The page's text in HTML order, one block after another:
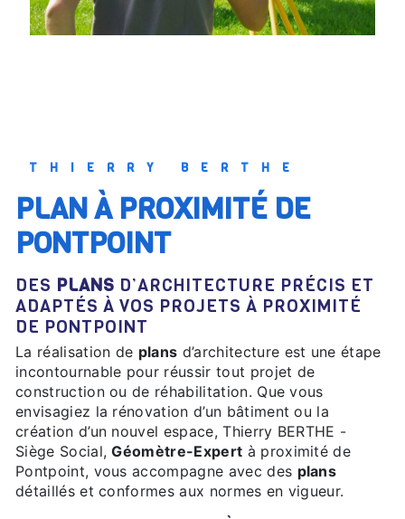
THIERRY BERTHE
PLAN À PROXIMITÉ DE
PONTPOINT
DES PLANS D’ARCHITECTURE PRÉCIS ET
ADAPTÉS À VOS PROJETS À PROXIMITÉ
DE PONTPOINT
La réalisation de plans d’architecture est une étape
incontournable pour réussir tout projet de
construction ou de réhabilitation. Que vous
envisagiez la rénovation d’un bâtiment ou la
création d’un nouvel espace, Thierry BERTHE -
Siège Social,Géomètre-Expert à proximité de
Pontpoint, vous accompagne avec des plans
détaillés et conformes aux normes en vigueur.